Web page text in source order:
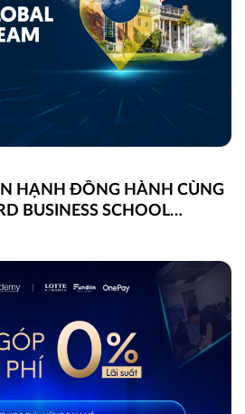
HẠNH ĐỒNG HÀNH CÙNG
BUSINESS SCHOOL